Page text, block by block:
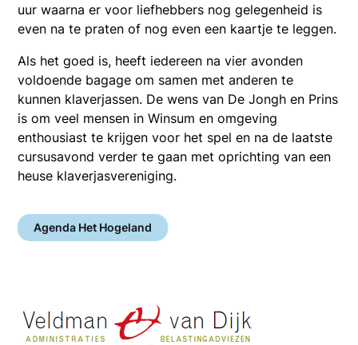
uur waarna er voor liefhebbers nog gelegenheid is
even na te praten of nog even een kaartje te leggen.
Als het goed is, heeft iedereen na vier avonden
voldoende bagage om samen met anderen te
kunnen klaverjassen. De wens van De Jongh en Prins
is om veel mensen in Winsum en omgeving
enthousiast te krijgen voor het spel en na de laatste
cursusavond verder te gaan met oprichting van een
heuse klaverjasvereniging.
Agenda Het Hogeland